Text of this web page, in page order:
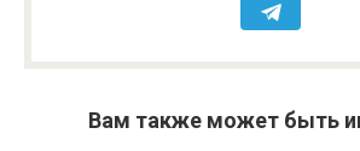
Вам также может быть